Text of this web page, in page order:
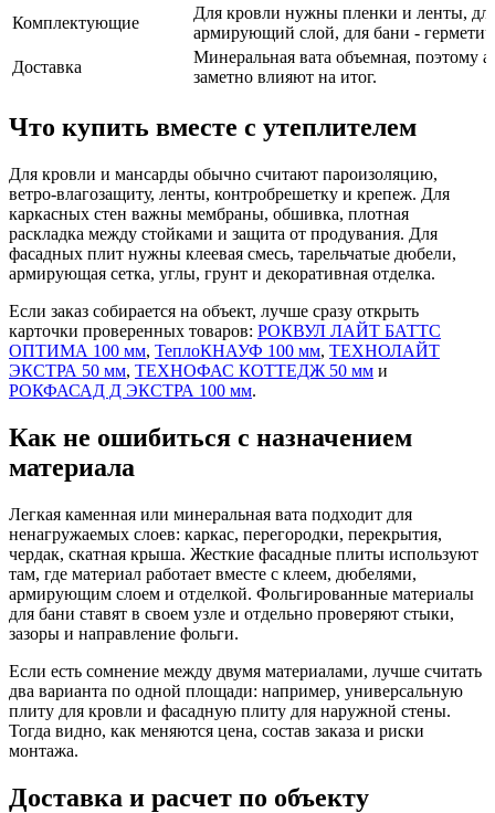
Комплектующие
Для кровли нужны пленки и ленты,
армирующий слой, для бани -
Доставка
Минеральная вата объемная, поэтому
заметно влияют на итог.
Что купить вместе с утеплителем
Для кровли и мансарды обычно считают пароизоляцию,
ветро-влагозащиту, ленты, контробрешетку и крепеж. Для
каркасных стен важны мембраны, обшивка, плотная
раскладка между стойками и защита от продувания. Для
фасадных плит нужны клеевая смесь, тарельчатые дюбели,
армирующая сетка, углы, грунт и декоративная отделка.
Если заказ собирается на объект, лучше сразу открыть
карточки проверенных товаров: РОКВУЛ ЛАЙТ БАТТС
ОПТИМА 100 мм, ТеплоКНАУФ 100 мм, ТЕХНОЛАЙТ
ЭКСТРА 50 мм, ТЕХНОФАС КОТТЕДЖ 50 мм и
РОКФАСАД Д ЭКСТРА 100 мм.
Как не ошибиться с назначением
материала
Легкая каменная или минеральная вата подходит для
ненагружаемых слоев: каркас, перегородки, перекрытия,
чердак, скатная крыша. Жесткие фасадные плиты используют
там, где материал работает вместе с клеем, дюбелями,
армирующим слоем и отделкой. Фольгированные материалы
для бани ставят в своем узле и отдельно проверяют стыки,
зазоры и направление фольги.
Если есть сомнение между двумя материалами, лучше считать
два варианта по одной площади: например, универсальную
плиту для кровли и фасадную плиту для наружной стены.
Тогда видно, как меняются цена, состав заказа и риски
монтажа.
Доставка и расчет по объекту